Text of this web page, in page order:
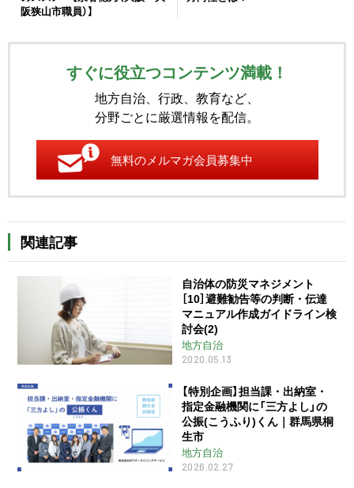
阪狭山市職員）】
すぐに役立つコンテンツ満載！
地方自治、行政、教育など、
分野ごとに厳選情報を配信。
無料のメルマガ会員募集中
関連記事
自治体の防災マネジメント
［10］避難勧告等の判断・伝達
マニュアル作成ガイドライン検
討会(2)
地方自治
2020.05.13
【特別企画】担当課・出納室・
指定金融機関に「三方よし」の
公振(こうふり)くん｜群馬県桐
生市
地方自治
2026.02.27